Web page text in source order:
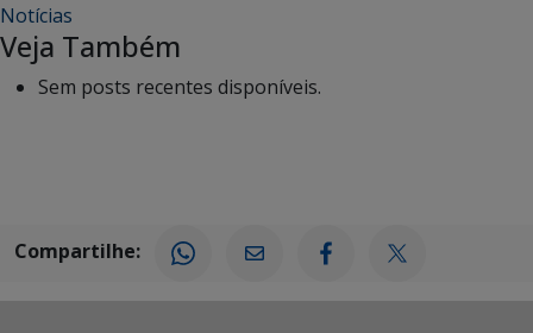
Notícias
Veja Também
Sem posts recentes disponíveis.
Compartilhe: